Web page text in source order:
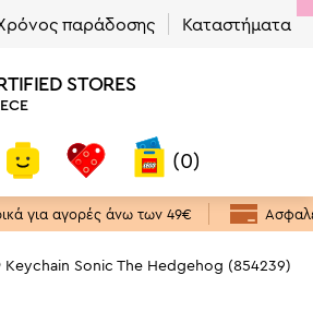
παράδοσης Καταστήματα
STORES
(0)
για αγορές άνω των 49€
Keychain Sonic The Hedgehog (854239)